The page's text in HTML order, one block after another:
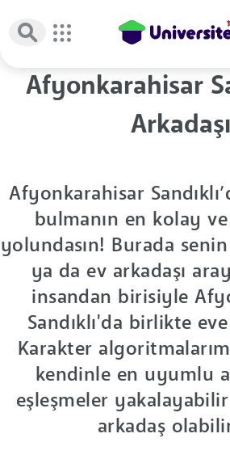
Afyonkarahisar
Arkadaşı
Afyonkarahisar
bulmanın en kolay
yolundasın! Burada
ya da ev arkadaşı
insandan birisiyle
Sandıklı'da birlikte
Karakter
kendinle en uyumlu
eşleşmeler
arkadaş